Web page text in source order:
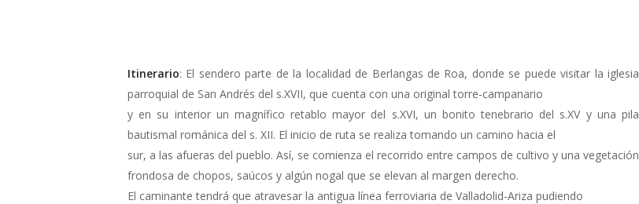
Itinerario: El sendero parte de la localidad de Berlangas de Roa, donde se puede visitar la iglesia
parroquial de San Andrés del s.XVII, que cuenta con una original torre-campanario
y en su interior un magnífico retablo mayor del s.XVI, un bonito tenebrario del s.XV y una pila
bautismal románica del s. XII. El inicio de ruta se realiza tomando un camino hacia el
sur, a las afueras del pueblo. Así, se comienza el recorrido entre campos de cultivo y una vegetación
frondosa de chopos, saúcos y algún nogal que se elevan al margen derecho.
El caminante tendrá que atravesar la antigua línea ferroviaria de Valladolid-Ariza pudiendo